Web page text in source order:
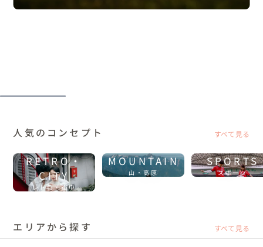
人気のコンセプト すべて見る
RETRO・
CITY
レトロ・街中
MOUNTAIN
山・高原
SPORTS
スポーツ
エリアから探す すべて見る